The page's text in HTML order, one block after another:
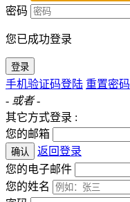
密码
您已成功登录
登录
手机验证码登陆 重置密码
- 或者 -
其它方式登录 :
您的邮箱
确认
返回登录
您的电子邮件
您的姓名